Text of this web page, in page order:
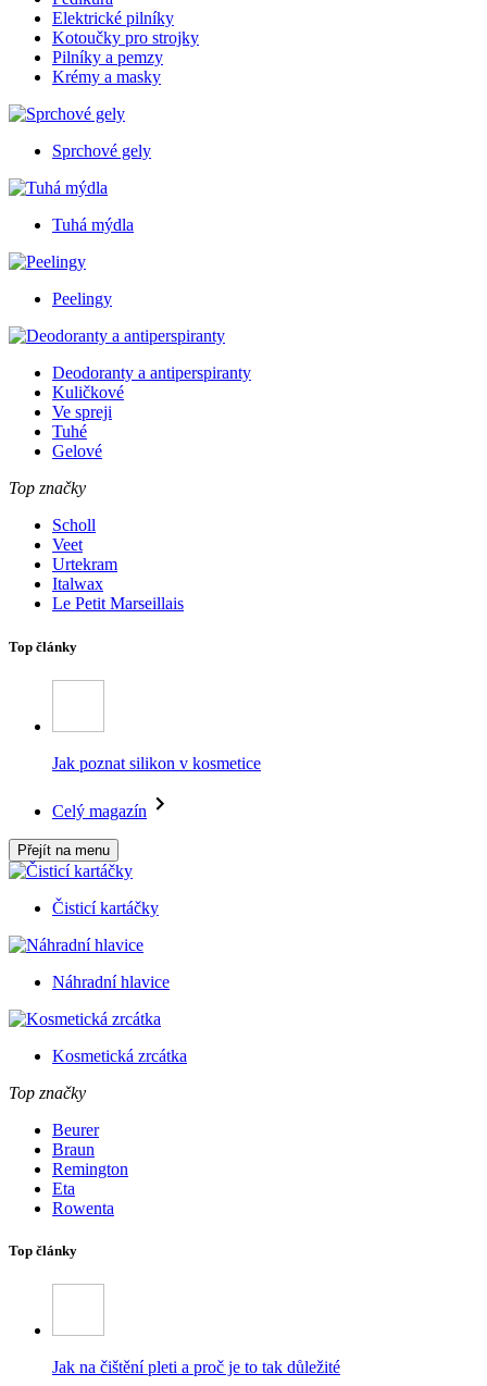
Elektrické pilníky
Kotoučky pro strojky
Pilníky a pemzy
Krémy a masky
Sprchové gely
Tuhá mýdla
Peelingy
Deodoranty a antiperspiranty
Kuličkové
Ve spreji
Tuhé
Gelové
Top značky
Scholl
Veet
Urtekram
Italwax
Le Petit Marseillais
Top články
Jak poznat silikon v kosmetice
Celý magazín
Přejít na menu
Čisticí kartáčky
Náhradní hlavice
Kosmetická zrcátka
Top značky
Beurer
Braun
Remington
Eta
Rowenta
Top články
Jak na čištění pleti a proč je to tak důležité